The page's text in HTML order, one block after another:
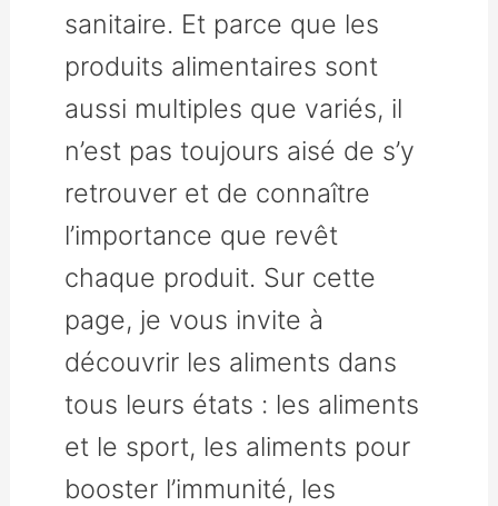
sanitaire. Et parce que les
produits alimentaires sont
aussi multiples que variés, il
n’est pas toujours aisé de s’y
retrouver et de connaître
l’importance que revêt
chaque produit. Sur cette
page, je vous invite à
découvrir les aliments dans
tous leurs états : les aliments
et le sport, les aliments pour
booster l’immunité, les